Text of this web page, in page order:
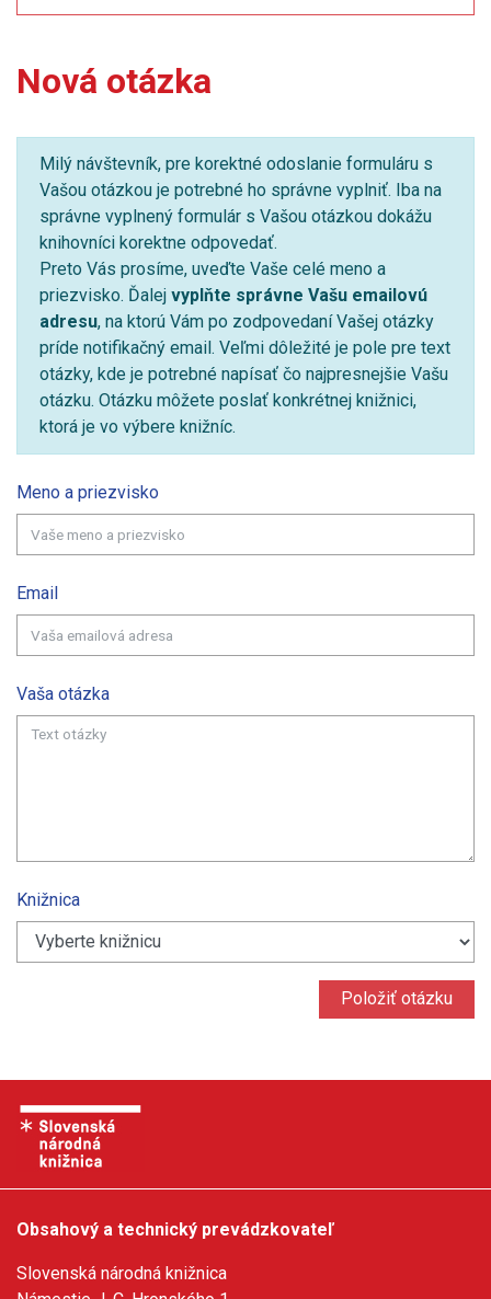
Nová otázka
Milý návštevník, pre korektné odoslanie formuláru s
Vašou otázkou je potrebné ho správne vyplniť. Iba na
správne vyplnený formulár s Vašou otázkou dokážu
knihovníci korektne odpovedať.
Preto Vás prosíme, uveďte Vaše celé meno a
priezvisko. Ďalej vyplňte správne Vašu emailovú
adresu, na ktorú Vám po zodpovedaní Vašej otázky
príde notifikačný email. Veľmi dôležité je pole pre text
otázky, kde je potrebné napísať čo najpresnejšie Vašu
otázku. Otázku môžete poslať konkrétnej knižnici,
ktorá je vo výbere knižníc.
Meno a priezvisko
Email
Vaša otázka
Knižnica
Obsahový a technický prevádzkovateľ
Slovenská národná knižnica